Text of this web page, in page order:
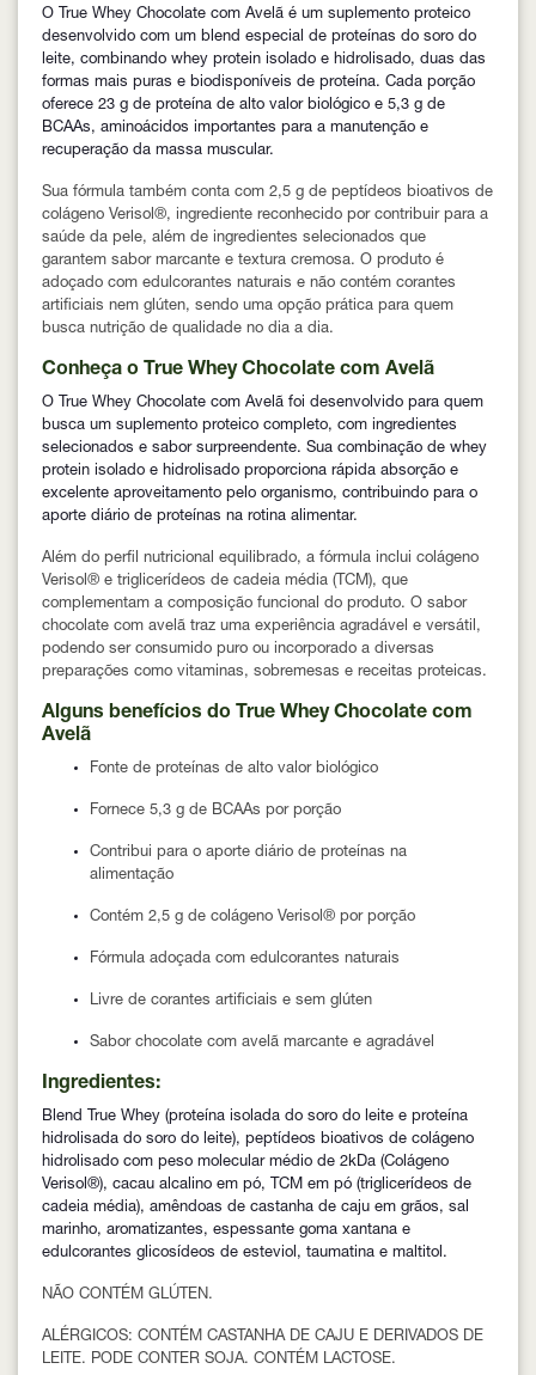
O True Whey Chocolate com Avelã é um suplemento proteico
desenvolvido com um blend especial de proteínas do soro do
leite, combinando whey protein isolado e hidrolisado, duas das
formas mais puras e biodisponíveis de proteína. Cada porção
oferece 23 g de proteína de alto valor biológico e 5,3 g de
BCAAs, aminoácidos importantes para a manutenção e
recuperação da massa muscular.
Sua fórmula também conta com 2,5 g de peptídeos bioativos de
colágeno Verisol®, ingrediente reconhecido por contribuir para a
saúde da pele, além de ingredientes selecionados que
garantem sabor marcante e textura cremosa. O produto é
adoçado com edulcorantes naturais e não contém corantes
artificiais nem glúten, sendo uma opção prática para quem
busca nutrição de qualidade no dia a dia.
Conheça o True Whey Chocolate com Avelã
O True Whey Chocolate com Avelã foi desenvolvido para quem
busca um suplemento proteico completo, com ingredientes
selecionados e sabor surpreendente. Sua combinação de whey
protein isolado e hidrolisado proporciona rápida absorção e
excelente aproveitamento pelo organismo, contribuindo para o
aporte diário de proteínas na rotina alimentar.
Além do perfil nutricional equilibrado, a fórmula inclui colágeno
Verisol® e triglicerídeos de cadeia média (TCM), que
complementam a composição funcional do produto. O sabor
chocolate com avelã traz uma experiência agradável e versátil,
podendo ser consumido puro ou incorporado a diversas
preparações como vitaminas, sobremesas e receitas proteicas.
Alguns benefícios do True Whey Chocolate com
Avelã
Fonte de proteínas de alto valor biológico
Fornece 5,3 g de BCAAs por porção
Contribui para o aporte diário de proteínas na
alimentação
Contém 2,5 g de colágeno Verisol® por porção
Fórmula adoçada com edulcorantes naturais
Livre de corantes artificiais e sem glúten
Sabor chocolate com avelã marcante e agradável
Ingredientes:
Blend True Whey (proteína isolada do soro do leite e proteína
hidrolisada do soro do leite), peptídeos bioativos de colágeno
hidrolisado com peso molecular médio de 2kDa (Colágeno
Verisol®), cacau alcalino em pó, TCM em pó (triglicerídeos de
cadeia média), amêndoas de castanha de caju em grãos, sal
marinho, aromatizantes, espessante goma xantana e
edulcorantes glicosídeos de esteviol, taumatina e maltitol.
NÃO CONTÉM GLÚTEN.
ALÉRGICOS: CONTÉM CASTANHA DE CAJU E DERIVADOS DE
LEITE. PODE CONTER SOJA. CONTÉM LACTOSE.